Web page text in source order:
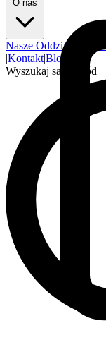
Nasze Oddziały
|Kontakt|Blog
Wyszukaj samochód